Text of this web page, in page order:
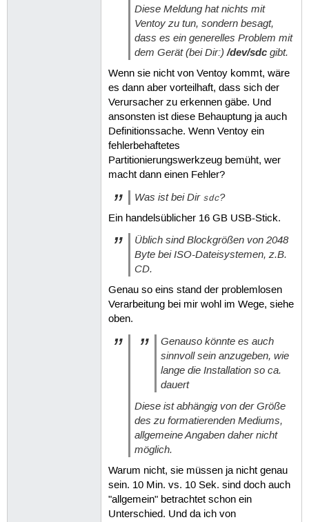
Wait for partitions ...
partition exist OK
create efi fat fs /dev/sdc2 ...
mkfs.fat 4.2 (2021-01-31)
success
Wait for partitions ...
/dev/sdc1 exist OK
/dev/sdc2 exist OK
partition exist OK
Format partition 1 /dev/sdc1 ...
mkexfatfs 1.3.0
Creating... done.
Flushing... done.
File system created successfully.
writing data to disk ...
esp partition processing ...
Install Ventoy to /dev/sdc
real	1m41,289s
sys	0m0,000s
ich@ubu-VB-ohne-secure:~/
      Ventoy: 1.0.89  x86_64
      longpanda admin@ventoy.net
      https://www.ventoy.net
Disk : /dev/sdb
Modell: ATA VBOX HARDDISK (scsi)
Size : 125 GB
Style: MBR
Attention:
You will install Ventoy to /dev/
Diese Meldung hat nichts mit
Ventoy zu tun, sondern besagt,
dass es ein generelles Problem mit
dem Gerät (bei Dir:)/dev/sdcgibt.
Wenn sie nicht von Ventoy kommt, wäre
es dann aber vorteilhaft, dass sich der
Verursacher zu erkennen gäbe. Und
ansonsten ist diese Behauptung ja auch
Definitionssache. Wenn Ventoy ein
fehlerbehaftetes
Partitionierungswerkzeug bemüht, wer
macht dann einen Fehler?
Was ist bei Dir sdc?
Ein handelsüblicher 16 GB USB-Stick.
Üblich sind Blockgrößen von 2048
Byte bei ISO-Dateisystemen, z.B.
CD.
Genau so eins stand der problemlosen
Verarbeitung bei mir wohl im Wege, siehe
oben.
Genauso könnte es auch
sinnvoll sein anzugeben, wie
lange die Installation so ca.
dauert
Diese ist abhängig von der Größe
des zu formatierenden Mediums,
allgemeine Angaben daher nicht
möglich.
Warum nicht, sie müssen ja nicht genau
sein. 10 Min. vs. 10 Sek. sind doch auch
"allgemein" betrachtet schon ein
Unterschied. Und da ich von